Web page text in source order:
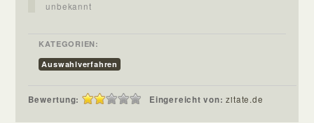
unbekannt
KATEGORIEN:
Auswahlverfahren
Bewertung: Eingereicht von:zitate.de